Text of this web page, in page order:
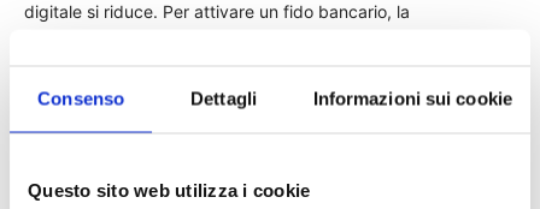
Consenso Dettagli Informazioni sui cookie
Questo sito web utilizza i cookie
digitale si riduce. Per attivare un fido bancario, la
app, il 20% desidera gestire la pratica a distanza ma con
strumenti tradizionali come telefono o e-mail. Per attivare un
recarsi in filiale. La scelta è fortemente influenzata dall’età,